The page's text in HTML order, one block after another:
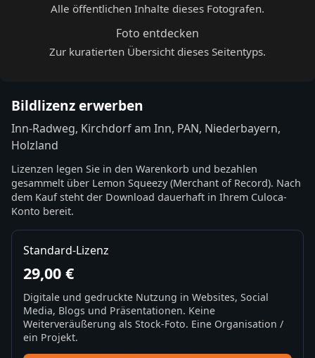
Alle öffentlichen Inhalte dieses Fotografen.
Foto entdecken
Zur kuratierten Übersicht dieses Seitentyps.
Bildlizenz erwerben
Inn-Radweg, Kirchdorf am Inn, PAN, Niederbayern,
Holzland
Lizenzen legen Sie in den Warenkorb und bezahlen
gesammelt über Lemon Squeezy (Merchant of Record). Nach
dem Kauf steht der Download dauerhaft in Ihrem Culoca-
Konto bereit.
Standard-Lizenz
29,00 €
Digitale und gedruckte Nutzung in Websites, Social
Media, Blogs und Präsentationen. Keine
Weiterveräußerung als Stock-Foto. Eine Organisation /
ein Projekt.